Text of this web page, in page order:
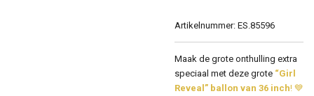
Artikelnummer: ES.85596
Maak de grote onthulling extra
speciaal met deze grote “Girl
Reveal” ballon van 36 inch! 💙